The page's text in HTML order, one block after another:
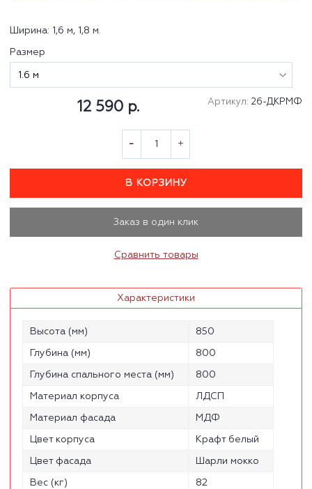
Ширина: 1,6 м, 1,8 м.
Размер
Артикул: 26-ДКРМФ
12 590 р.
В КОРЗИНУ
Заказ в один клик
Сравнить товары
Характеристики
Высота (мм) 850
Глубина (мм) 800
Глубина спального места (мм) 800
Материал корпуса ЛДСП
Материал фасада МДФ
Цвет корпуса Крафт белый
Цвет фасада Шарли мокко
Вес (кг) 82